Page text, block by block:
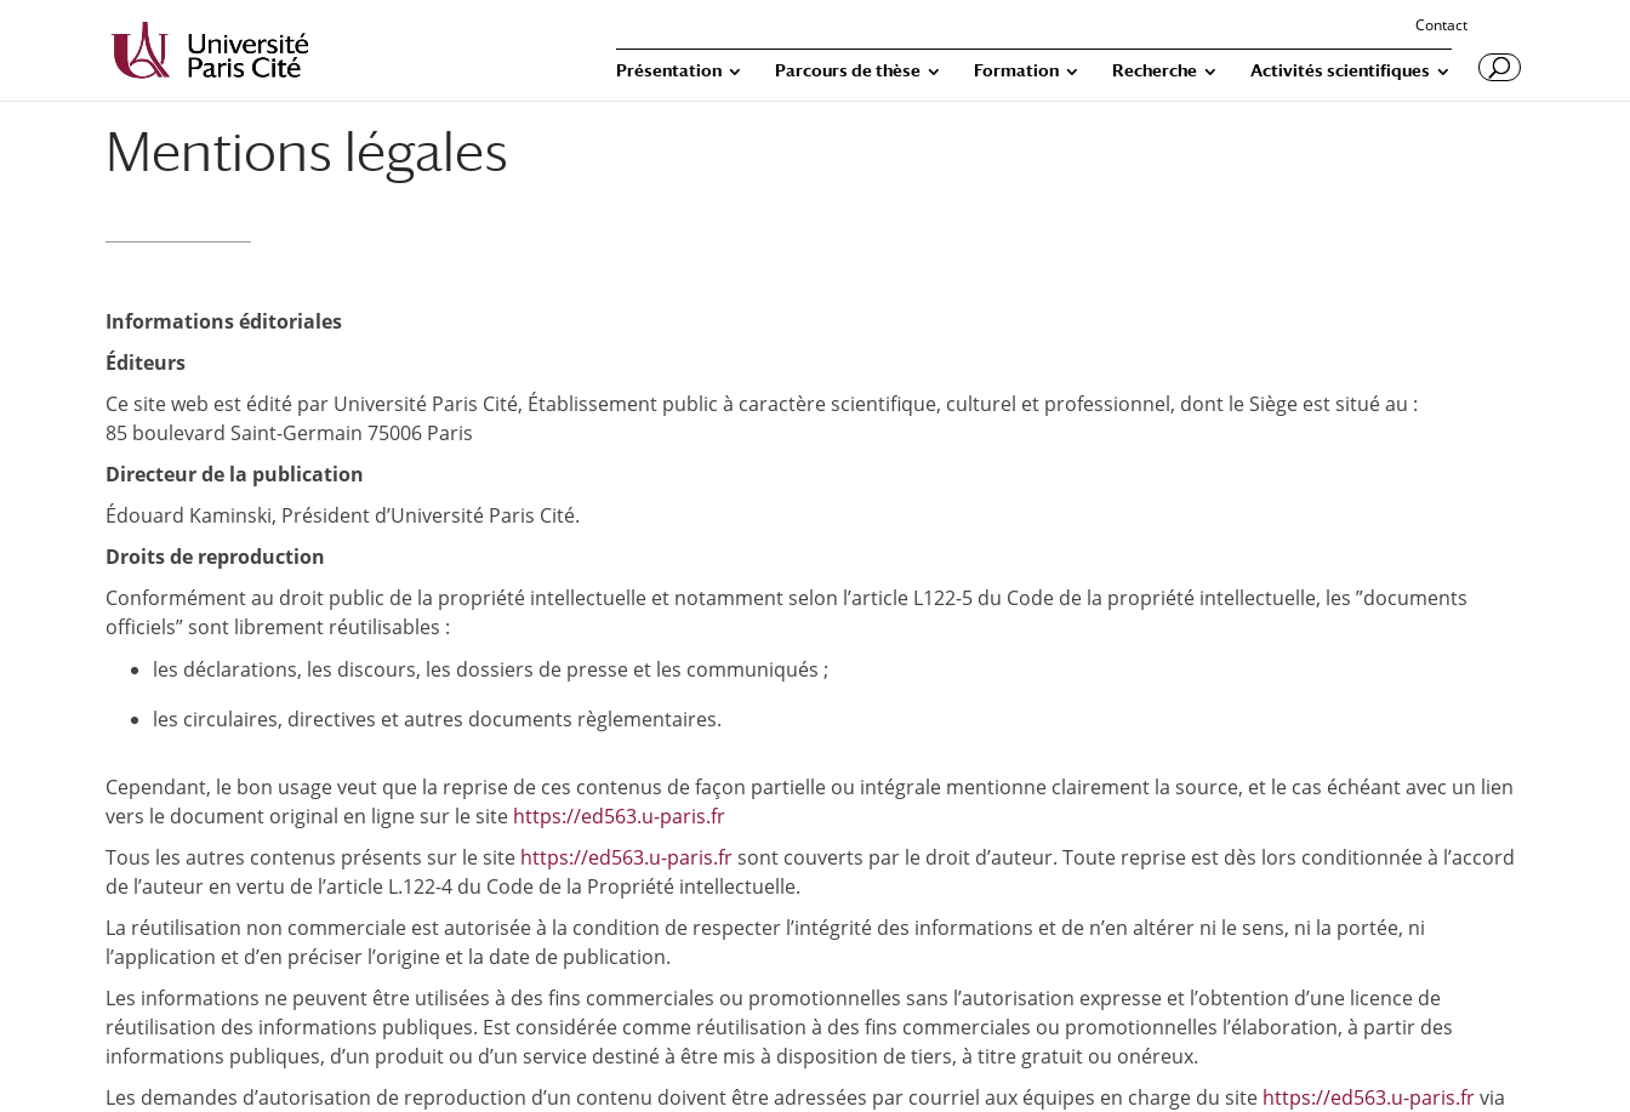
principal
navigation
Contact
Présentation Parcours de thèse Formation Recherche Activités scientifiques
Mentions légales
Informations éditoriales
Éditeurs
Ce site web est édité par Université Paris Cité, Établissement public à caractère scientifique, culturel et professionnel, dont le Siège est situé au :
85 boulevard Saint-Germain 75006 Paris
Directeur de la publication
Édouard Kaminski, Président d’Université Paris Cité.
Droits de reproduction
Conformément au droit public de la propriété intellectuelle et notamment selon l’article L122-5 du Code de la propriété intellectuelle, les ”documents
officiels” sont librement réutilisables :
les déclarations, les discours, les dossiers de presse et les communiqués ;
les circulaires, directives et autres documents règlementaires.
Cependant, le bon usage veut que la reprise de ces contenus de façon partielle ou intégrale mentionne clairement la source, et le cas échéant avec un lien
vers le document original en ligne sur le site https://ed563.u-paris.fr
Tous les autres contenus présents sur le site https://ed563.u-paris.frsont couverts par le droit d’auteur. Toute reprise est dès lors conditionnée à l’accord
de l’auteur en vertu de l’article L.122-4 du Code de la Propriété intellectuelle.
La réutilisation non commerciale est autorisée à la condition de respecter l’intégrité des informations et de n’en altérer ni le sens, ni la portée, ni
l’application et d’en préciser l’origine et la date de publication.
Les informations ne peuvent être utilisées à des fins commerciales ou promotionnelles sans l’autorisation expresse et l’obtention d’une licence de
réutilisation des informations publiques. Est considérée comme réutilisation à des fins commerciales ou promotionnelles l’élaboration, à partir des
informations publiques, d’un produit ou d’un service destiné à être mis à disposition de tiers, à titre gratuit ou onéreux.
Les demandes d’autorisation de reproduction d’un contenu doivent être adressées par courriel aux équipes en charge du site https://ed563.u-paris.frvia